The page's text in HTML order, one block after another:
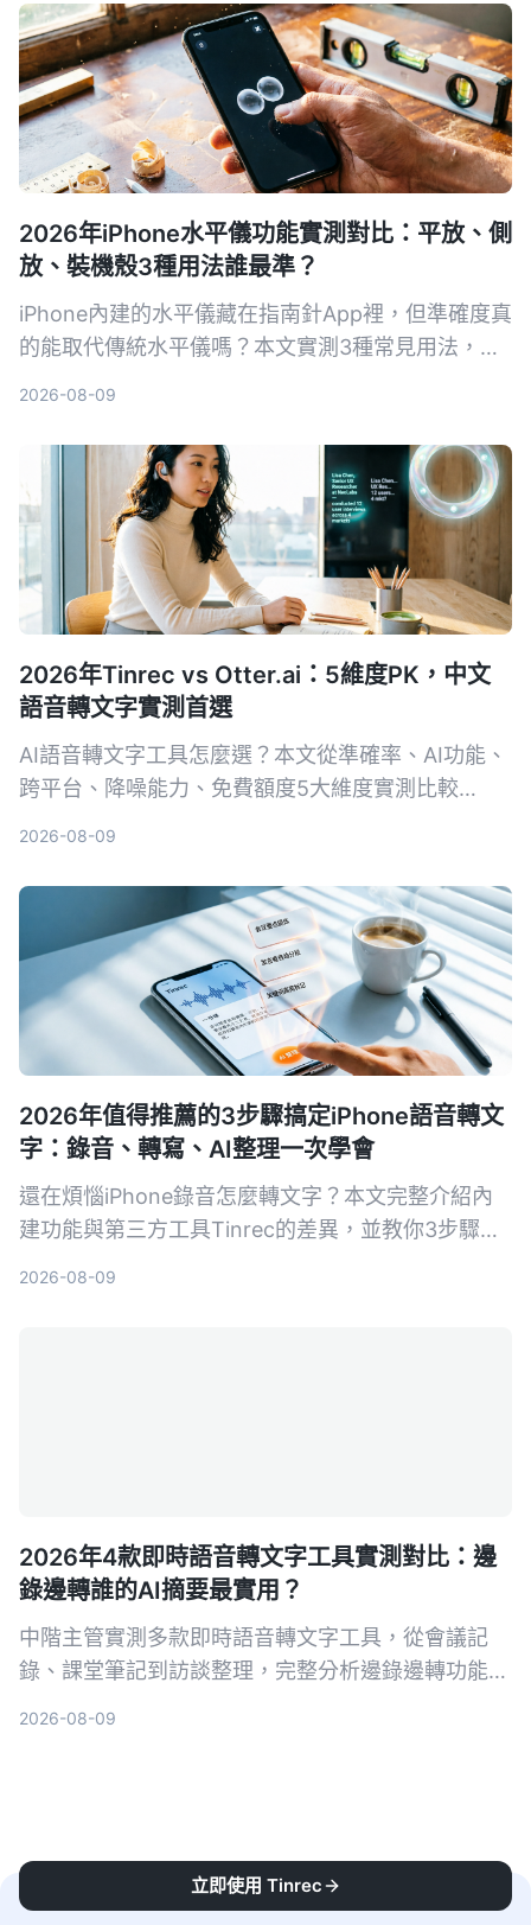
2026年iPhone水平儀功能實測對比：平放、側
放、裝機殼3種用法誰最準？
iPhone內建的水平儀藏在指南針App裡，但準確度真
的能取代傳統水平儀嗎？本文實測3種常見用法，從
2026-08-09
2026年Tinrec vs Otter.ai：5維度PK，中文
語音轉文字實測首選
AI語音轉文字工具怎麼選？本文從準確率、AI功能、
跨平台、降噪能力、免費額度5大維度實測比較
2026-08-09
2026年值得推薦的3步驟搞定iPhone語音轉文
字：錄音、轉寫、AI整理一次學會
還在煩惱iPhone錄音怎麼轉文字？本文完整介紹內
建功能與第三方工具Tinrec的差異，並教你3步驟輕
2026-08-09
2026年4款即時語音轉文字工具實測對比：邊
錄邊轉誰的AI摘要最實用？
中階主管實測多款即時語音轉文字工具，從會議記
錄、課堂筆記到訪談整理，完整分析邊錄邊轉功能與
2026-08-09
立即使用 Tinrec